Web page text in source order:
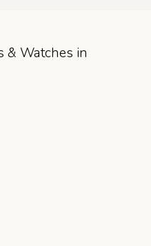
& Watches in